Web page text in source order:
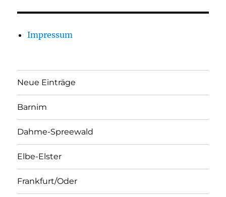
Impressum
Neue Einträge
Barnim
Dahme-Spreewald
Elbe-Elster
Frankfurt/Oder